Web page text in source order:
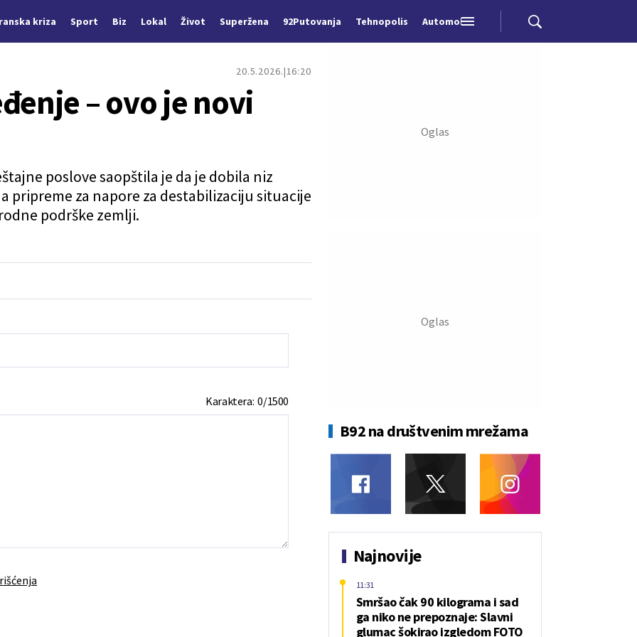
kriza Sport Biz Lokal Život Superžena 92Putovanja Tehnopolis Automobili
20.5.2026. 16:20
– ovo je novi
poslove saopštila je da je dobila niz
za napore za destabilizaciju situacije
podrške zemlji.
Karaktera:0/1500
B92 na društvenim mrežama
Najnovije
Smršao čak 90 kilograma i sad
ga niko ne prepoznaje: Slavni
glumac šokirao izgledom FOTO
11:31